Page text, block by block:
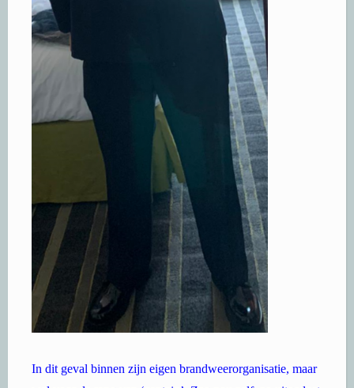
In dit geval binnen zijn eigen brandweerorganisatie, maar